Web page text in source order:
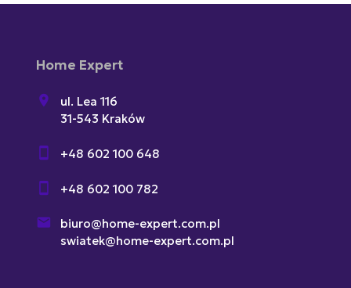
Home Expert
ul. Lea 116
31-543 Kraków
+48 602 100 648
+48 602 100 782
biuro@home-expert.com.pl
swiatek@home-expert.com.pl